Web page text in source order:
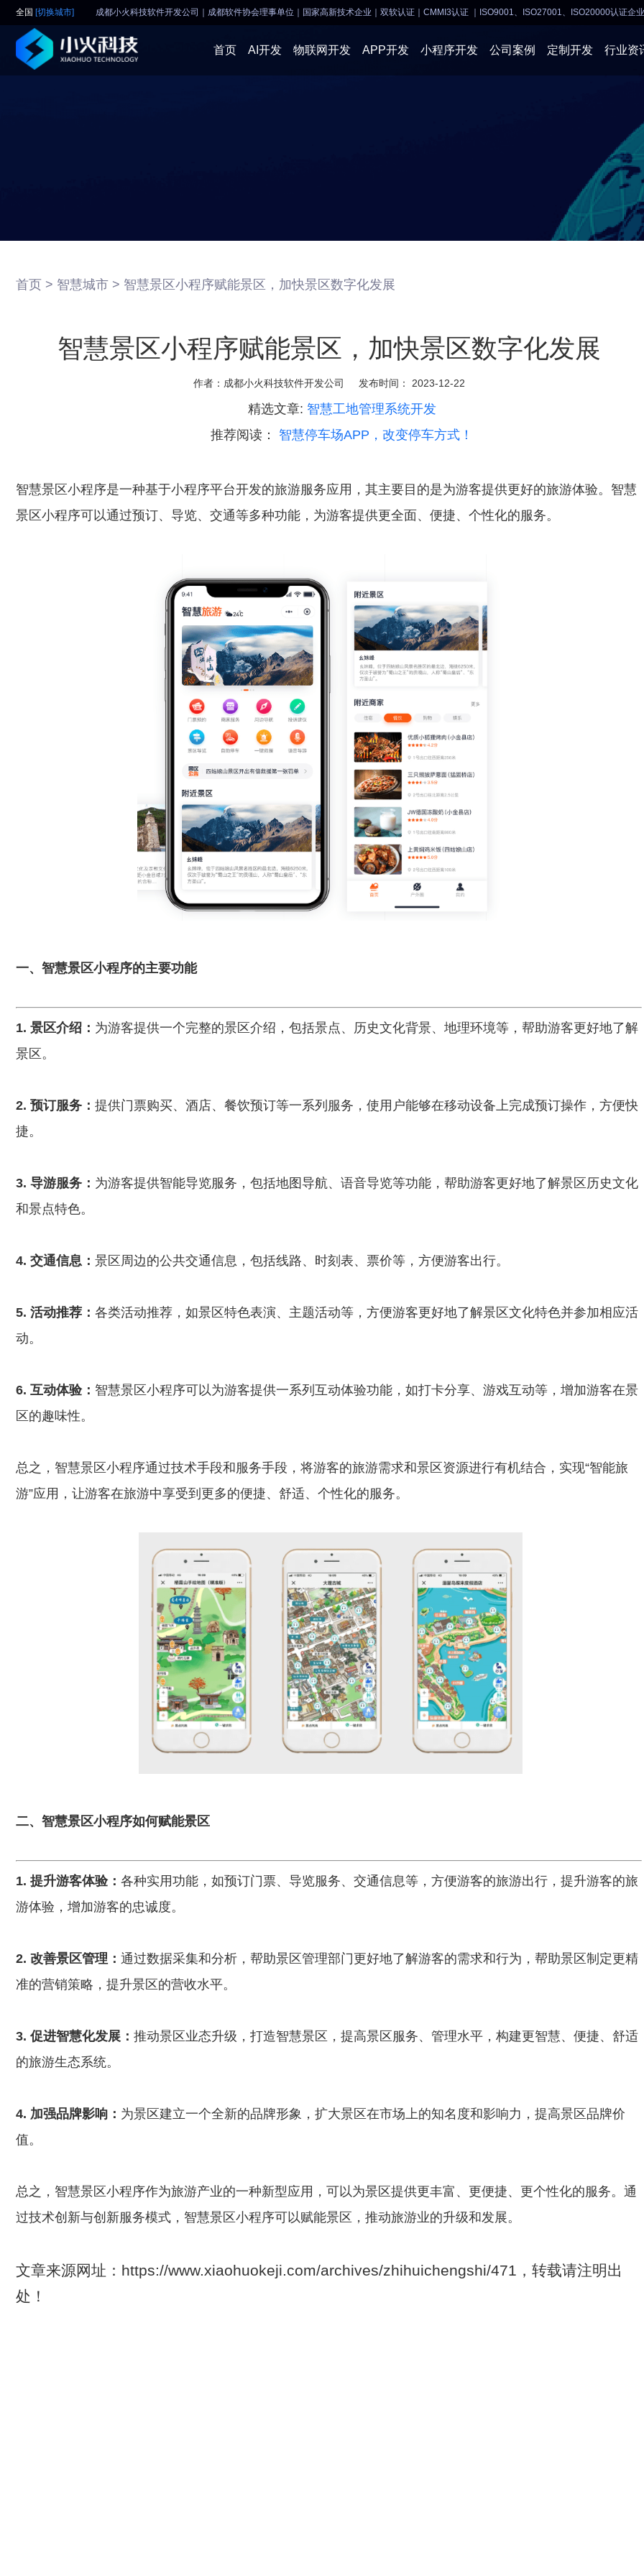
全国 [切换城市] 成都小火科技软件开发公司｜成都软件协会理事单位 国家高新技术企业｜双软认证｜CMMI3认证 ｜ISO9001、ISO27001、ISO20000认证企业
首页 AI开发 物联网开发 APP开发 小程序开发 公司案例 定制开发 行业资
小程序
系统开发
物联网
网站建设
企业经营
商业行情
首页 > 智慧城市 > 智慧景区小程序赋能景区，加快景区数字化发展
智慧景区小程序赋能景区，加快景区数字化发展
作者： 成都小火科技软件开发公司 发布时间： 2023-12-22
精选文章: 智慧工地管理系统开发
推荐阅读： 智慧停车场APP，改变停车方式！
智慧景区小程序是一种基于小程序平台开发的旅游服务应用，其主要目的是为游客提供更好的旅游体验。智慧
景区小程序可以通过预订、导览、交通等多种功能，为游客提供更全面、便捷、个性化的服务。
一、智慧景区小程序的主要功能
1. 景区介绍： 为游客提供一个完整的景区介绍，包括景点、历史文化背景、地理环境等，帮助游客更好地了解
景区。
2. 预订服务： 提供门票购买、酒店、餐饮预订等一系列服务，使用户能够在移动设备上完成预订操作，方便快
捷。
3. 导游服务： 为游客提供智能导览服务，包括地图导航、语音导览等功能，帮助游客更好地了解景区历史文化
和景点特色。
4. 交通信息： 景区周边的公共交通信息，包括线路、时刻表、票价等，方便游客出行。
5. 活动推荐： 各类活动推荐，如景区特色表演、主题活动等，方便游客更好地了解景区文化特色并参加相应活
动。
6. 互动体验： 智慧景区小程序可以为游客提供一系列互动体验功能，如打卡分享、游戏互动等，增加游客在景
区的趣味性。
总之，智慧景区小程序通过技术手段和服务手段，将游客的旅游需求和景区资源进行有机结合，实现“智能旅
游”应用，让游客在旅游中享受到更多的便捷、舒适、个性化的服务。
二、智慧景区小程序如何赋能景区
1. 提升游客体验： 各种实用功能，如预订门票、导览服务、交通信息等，方便游客的旅游出行，提升游客的旅
游体验，增加游客的忠诚度。
2. 改善景区管理： 通过数据采集和分析，帮助景区管理部门更好地了解游客的需求和行为，帮助景区制定更精
准的营销策略，提升景区的营收水平。
3. 促进智慧化发展： 推动景区业态升级，打造智慧景区，提高景区服务、管理水平，构建更智慧、便捷、舒适
的旅游生态系统。
4. 加强品牌影响： 为景区建立一个全新的品牌形象，扩大景区在市场上的知名度和影响力，提高景区品牌价
值。
总之，智慧景区小程序作为旅游产业的一种新型应用，可以为景区提供更丰富、更便捷、更个性化的服务。通
过技术创新与创新服务模式，智慧景区小程序可以赋能景区，推动旅游业的升级和发展。
文章来源网址：https://www.xiaohuokeji.com/archives/zhihuichengshi/471，转载请注明出
处！